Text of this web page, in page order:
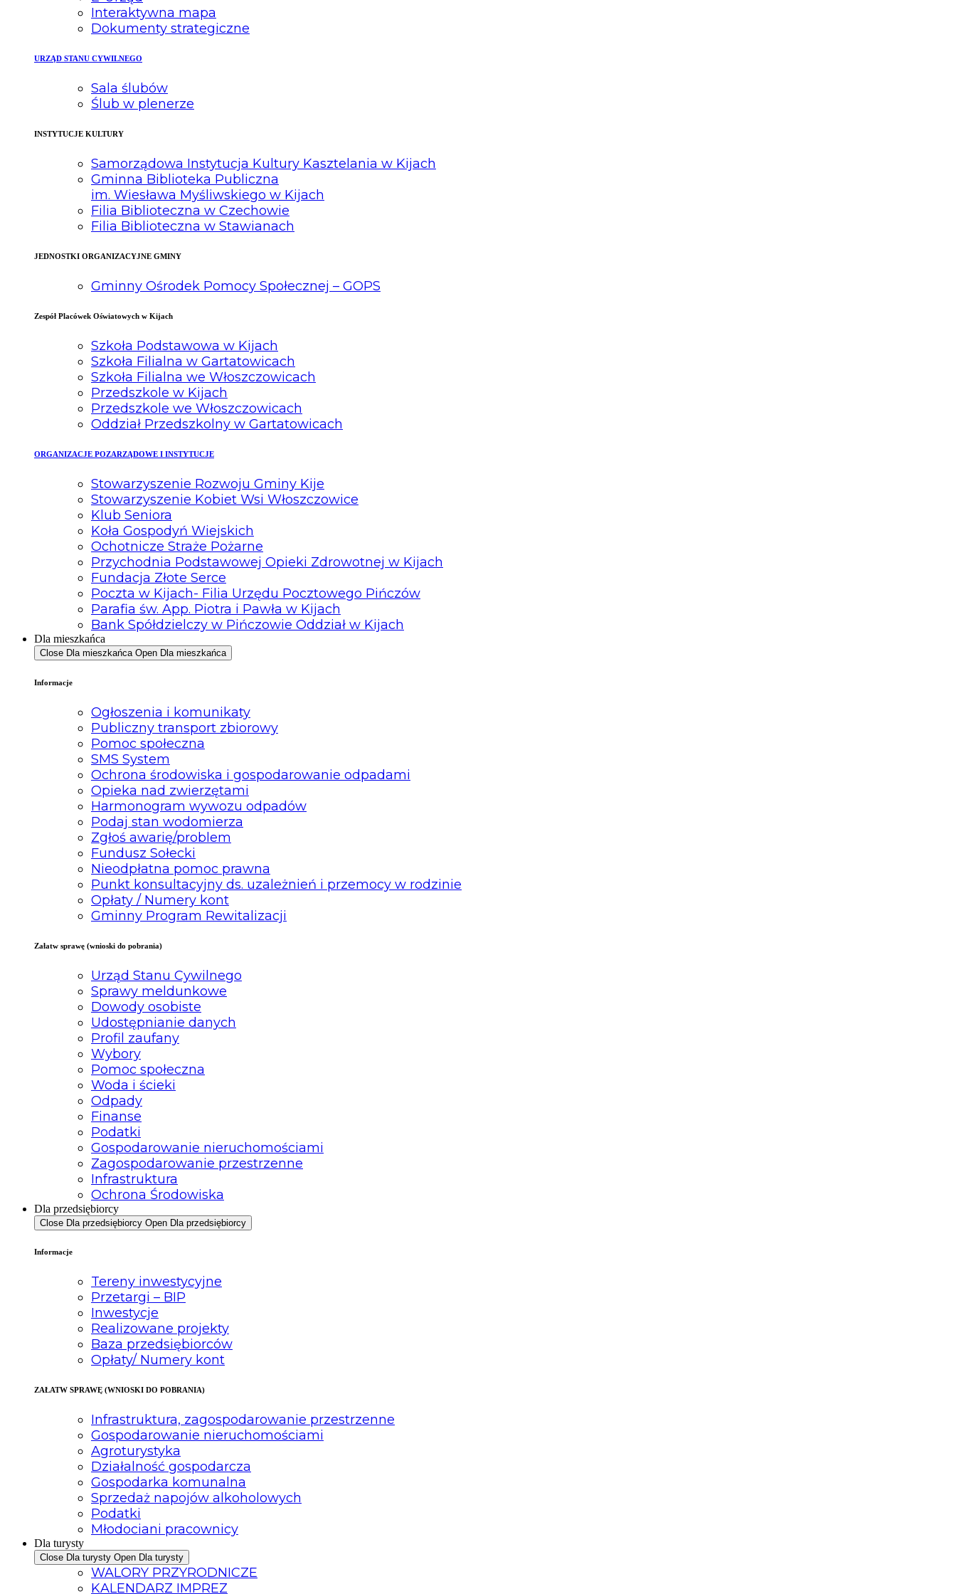
Interaktywna mapa
Dokumenty strategiczne
URZĄD STANU CYWILNEGO
Sala ślubów
Ślub w plenerze
INSTYTUCJE KULTURY
Samorządowa Instytucja Kultury Kasztelania w Kijach
Gminna Biblioteka Publiczna
im. Wiesława Myśliwskiego w Kijach
Filia Biblioteczna w Czechowie
Filia Biblioteczna w Stawianach
JEDNOSTKI ORGANIZACYJNE GMINY
Gminny Ośrodek Pomocy Społecznej – GOPS
Zespół Placówek Oświatowych w Kijach
Szkoła Podstawowa w Kijach
Szkoła Filialna w Gartatowicach
Szkoła Filialna we Włoszczowicach
Przedszkole w Kijach
Przedszkole we Włoszczowicach
Oddział Przedszkolny w Gartatowicach
ORGANIZACJE POZARZĄDOWE I INSTYTUCJE
Stowarzyszenie Rozwoju Gminy Kije
Stowarzyszenie Kobiet Wsi Włoszczowice
Klub Seniora
Koła Gospodyń Wiejskich
Ochotnicze Straże Pożarne
Przychodnia Podstawowej Opieki Zdrowotnej w Kijach
Fundacja Złote Serce
Poczta w Kijach- Filia Urzędu Pocztowego Pińczów
Parafia św. App. Piotra i Pawła w Kijach
Bank Spółdzielczy w Pińczowie Oddział w Kijach
Dla mieszkańca
Close Dla mieszkańca Open Dla mieszkańca
Informacje
Ogłoszenia i komunikaty
Publiczny transport zbiorowy
Pomoc społeczna
SMS System
Ochrona środowiska i gospodarowanie odpadami
Opieka nad zwierzętami
Harmonogram wywozu odpadów
Podaj stan wodomierza
Zgłoś awarię/problem
Fundusz Sołecki
Nieodpłatna pomoc prawna
Punkt konsultacyjny ds. uzależnień i przemocy w rodzinie
Opłaty / Numery kont
Gminny Program Rewitalizacji
Załatw sprawę (wnioski do pobrania)
Urząd Stanu Cywilnego
Sprawy meldunkowe
Dowody osobiste
Udostępnianie danych
Profil zaufany
Wybory
Pomoc społeczna
Woda i ścieki
Odpady
Finanse
Podatki
Gospodarowanie nieruchomościami
Zagospodarowanie przestrzenne
Infrastruktura
Ochrona Środowiska
Dla przedsiębiorcy
Close Dla przedsiębiorcy Open Dla przedsiębiorcy
Informacje
Tereny inwestycyjne
Przetargi – BIP
Inwestycje
Realizowane projekty
Baza przedsiębiorców
Opłaty/ Numery kont
ZAŁATW SPRAWĘ (WNIOSKI DO POBRANIA)
Infrastruktura, zagospodarowanie przestrzenne
Gospodarowanie nieruchomościami
Agroturystyka
Działalność gospodarcza
Gospodarka komunalna
Sprzedaż napojów alkoholowych
Podatki
Młodociani pracownicy
Dla turysty
Close Dla turysty Open Dla turysty
WALORY PRZYRODNICZE
KALENDARZ IMPREZ